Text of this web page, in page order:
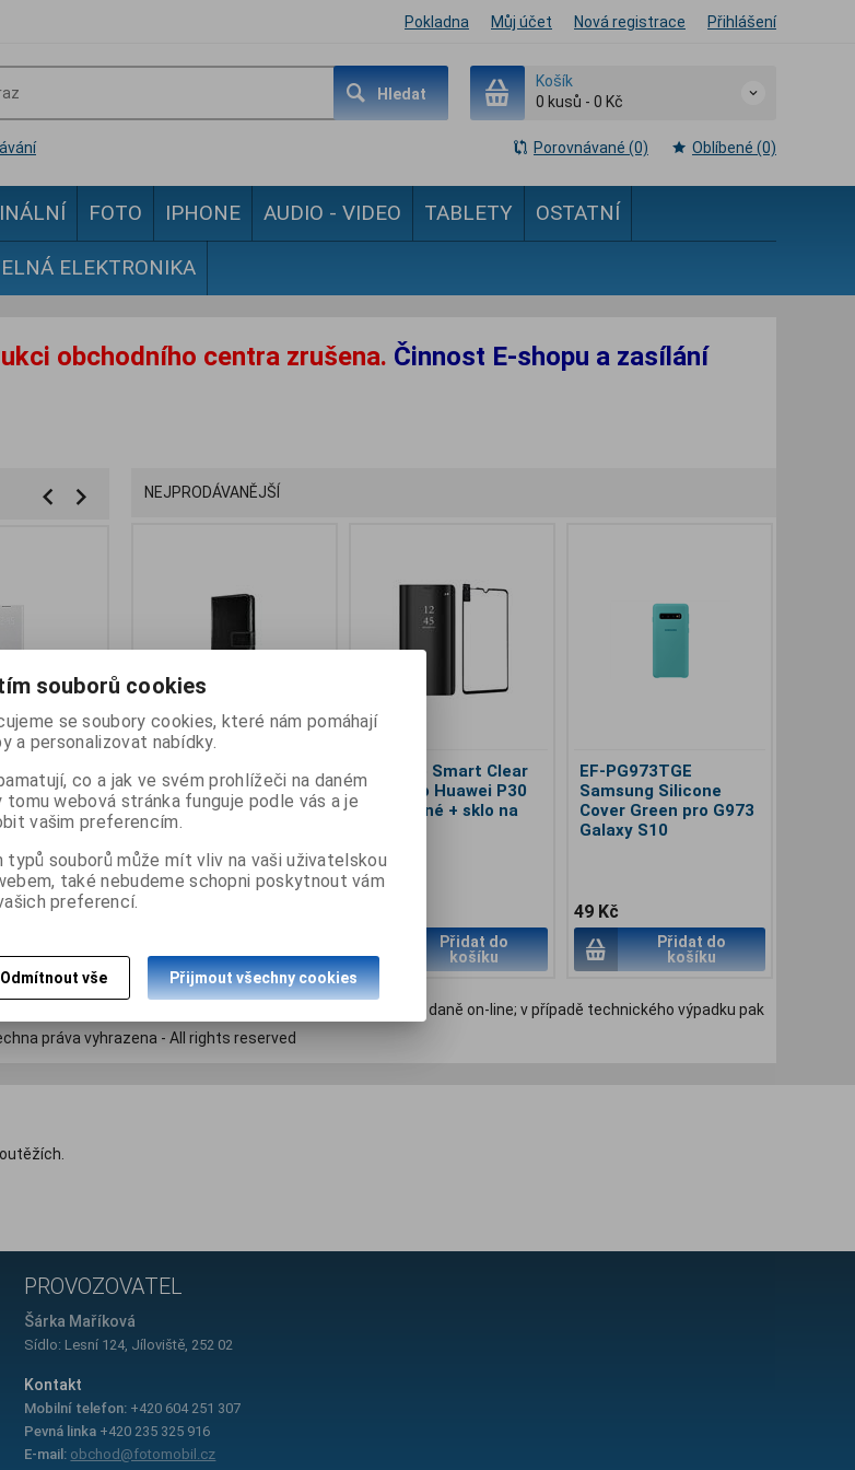
Pokladna Můj účet Nová registrace Přihlášení
Hledat
Košík
0 kusů - 0 Kč
Porovnávané (0) Oblíbené (0)
FOTO IPHONE AUDIO - VIDEO TABLETY OSTATNÍ
ELEKTRONIKA
obchodního centra zrušena. Činnost E-shopu a zasílání
N970
10 SILVER
košíku
Mercury Fancy
diářové Pouzdro pro
Samsung G360 Galaxy
Core Prime Mint /
Navy
199 Kč
košíku
Zimní rukavice
CellularLine Touch
Gloves pro ovládání
vel. L/XL, hnědé
Přidat do
košíku
Pouzdro TABCASE
sleeve pro 7-8" tablety
se zapínáním na zip,
neoprén, černé
149 Kč
Přidat do
košíku
NEJPRODÁVANĚJŠÍ
Pouzdro typu kniha
FIXED Opus pro Xiaomi
Mi A3, černé
košíku
Pouzdro Smart Clear
View pro Huawei P30
Lite černé + sklo na
Přidat do
košíku
EF-PG973TGE
Samsung Silicone
Cover Green pro G973
Galaxy S10
49 Kč
Přidat do
košíku
Zároveň je povinen zaevidovat přijatou tržbu u správce daně on-line; v případě technického výpadku pak
práva vyhrazena - All rights reserved
PROVOZOVATEL
Šárka Maříková
Sídlo: Lesní 124, Jíloviště, 252 02
Kontakt
Mobilní telefon: +420 604 251 307
Pevná linka +420 235 325 916
E-mail: obchod@fotomobil.cz
souborů cookies
se soubory cookies, které nám pomáhají
a personalizovat nabídky.
co a jak ve svém prohlížeči na daném
webová stránka funguje podle vás a je
vašim preferencím.
typů souborů může mít vliv na vaši uživatelskou
také nebudeme schopni poskytnout vám
preferencí.
Odmítnout vše Přijmout všechny cookies